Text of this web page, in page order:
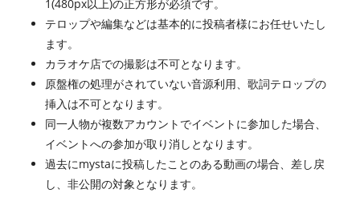
1(480px以上)の正方形が必須です。
テロップや編集などは基本的に投稿者様にお任せいたし
ます。
カラオケ店での撮影は不可となります。
原盤権の処理がされていない音源利用、歌詞テロップの
挿入は不可となります。
同一人物が複数アカウントでイベントに参加した場合、
イベントへの参加が取り消しとなります。
過去にmystaに投稿したことのある動画の場合、差し戻
し、非公開の対象となります。